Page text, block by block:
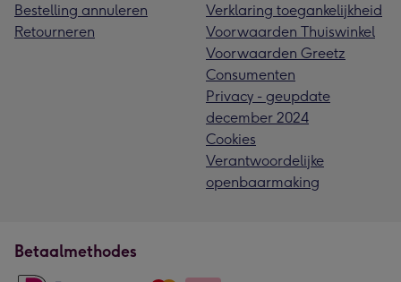
Bestelling annuleren
Retourneren
Verklaring toegankelijkheid
Voorwaarden Thuiswinkel
Voorwaarden Greetz
Consumenten
Privacy - geupdate
december 2024
Cookies
Verantwoordelijke
openbaarmaking
Betaalmethodes